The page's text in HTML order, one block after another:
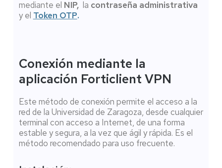
mediante el NIP, la contraseña administrativa
y el Token OTP.
Conexión mediante la
aplicación Forticlient VPN
Este método de conexión permite el acceso a la
red de la Universidad de Zaragoza, desde cualquier
terminal con acceso a Internet, de una forma
estable y segura, a la vez que ágil y rápida. Es el
método recomendado para uso frecuente.